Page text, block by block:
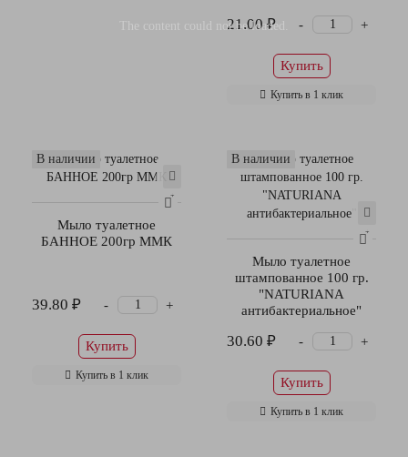
The content could not be loaded.
21.00 ₽ +
-
Купить
Купить в 1 клик
В наличии
Мыло туалетное
БАННОЕ 200гр ММК
39.80 ₽ +
-
Купить
Купить в 1 клик
В наличии
Мыло туалетное
штампованное 100 гр.
"NATURIANA
антибактериальное"
30.60 ₽ +
-
Купить
Купить в 1 клик